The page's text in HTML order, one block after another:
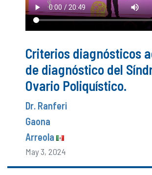
Criterios diagnósticos
de diagnóstico del
Ovario Poliquístico.
Dr. Ranferi
Gaona
Arreola
May 3, 2024